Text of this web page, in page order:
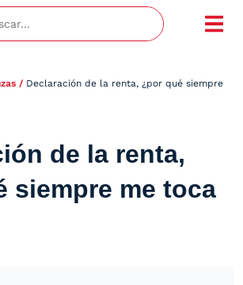
/ Declaración de la renta, ¿por qué siempre
de la renta,
siempre me toca